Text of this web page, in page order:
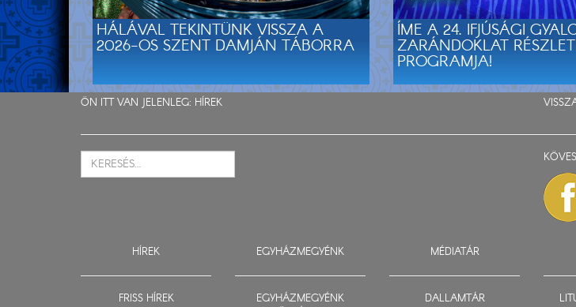
HÁLÁVAL TEKINTÜNK VISSZA A
2026-OS SZENT DAMJÁN TÁBORRA
ÍME A 24. IFJÚSÁGI
ZARÁNDOKLAT
PROGRAMJA!
ÖN ITT VAN JELENLEG: HÍREK
HÍREK
FRISS HÍREK
EGYHÁZMEGYÉNK
EGYHÁZMEGYÉNK
MÉDIATÁR
DALLAMTÁR